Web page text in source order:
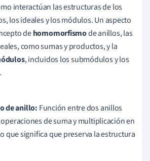
interactúan las estructuras de los
los ideales y los módulos. Un aspecto
dehomomorfismode anillos, las
como sumas y productos, y la
, incluidos los submódulos y los
de anillo: Función entre dos anillos
de suma y multiplicación en
que significa que preserva la estructura